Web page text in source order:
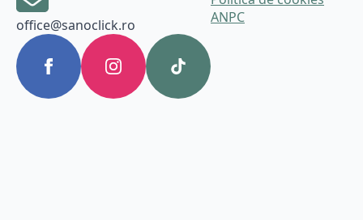
office@sanoclick.ro
ANPC